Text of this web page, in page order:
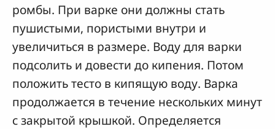
ромбы. При варке они должны стать
пушистыми, пористыми внутри и
увеличиться в размере. Воду для варки
подсолить и довести до кипения. Потом
положить тесто в кипящую воду. Варка
продолжается в течение нескольких минут
с закрытой крышкой. Определяется